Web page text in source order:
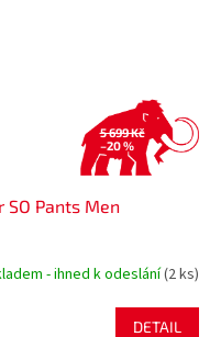
5 699 Kč
–20 %
Pants Men
- ihned k odeslání(2 ks)
DETAIL